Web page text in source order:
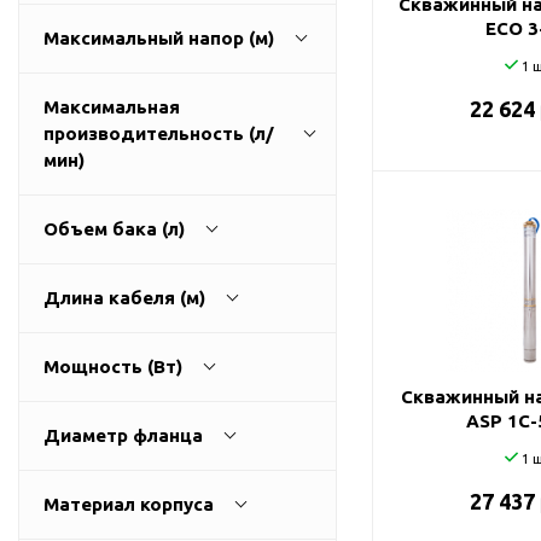
давления
насосы фланцевые
Циркуляционные
насосы (сухой ротор)
давления
насосы для ГВС
Насосы для фонтана и
Фонтанные насосы
Максимальный напор (м)
1
Максимальная
производительность (л/
мин)
Объем бака (л)
Длина кабеля (м)
Мощность (Вт)
Диаметр фланца
Материал корпуса
Скважинный
ECO
1
22 624
Скважинный
ASP
1
27 437